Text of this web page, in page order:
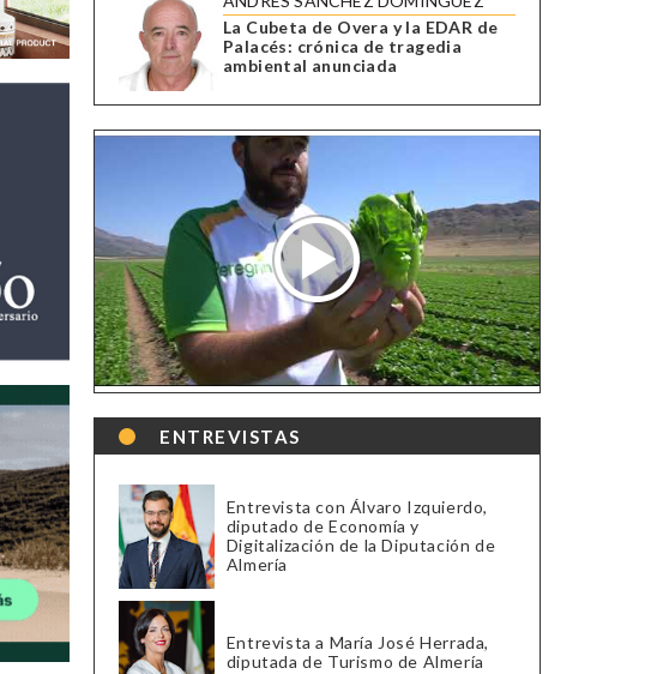
La Cubeta de Overa y la EDAR de
Palacés: crónica de tragedia
ambiental anunciada
ENTREVISTAS
Entrevista con Álvaro Izquierdo,
diputado de Economía y
Digitalización de la Diputación de
Almería
Entrevista a María José Herrada,
diputada de Turismo de Almería